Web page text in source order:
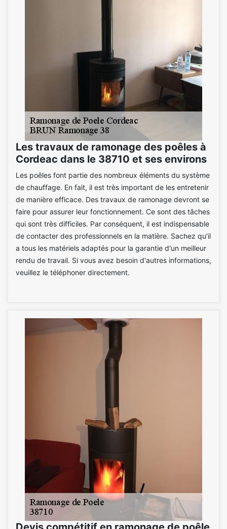
Les travaux de ramonage des poêles à
Cordeac dans le 38710 et ses environs
Les poêles font partie des nombreux éléments du système
de chauffage. En fait, il est très important de les entretenir
de manière efficace. Des travaux de ramonage devront se
faire pour assurer leur fonctionnement. Ce sont des tâches
qui sont très difficiles. Par conséquent, il est indispensable
de contacter des professionnels en la matière. Sachez qu'il
a tous les matériels adaptés pour la garantie d'un meilleur
rendu de travail. Si vous avez besoin d'autres informations,
veuillez le téléphoner directement.